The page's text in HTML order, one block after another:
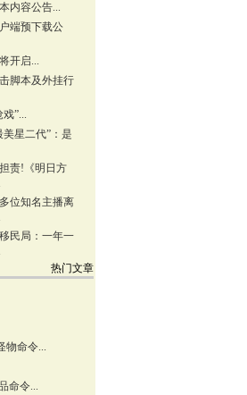
内容公告...
端预下载公
开启...
脚本及外挂行
”...
星二代”：是
责!《明日方
位知名主播离
民局：一年一
热门文章
物命令...
命令...